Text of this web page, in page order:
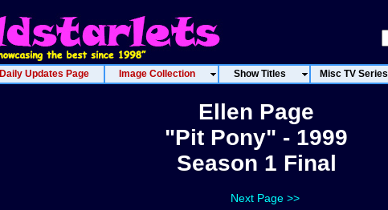
Daily Updates Page Image Collection Show Titles Misc TV Series
Ellen Page
"Pit Pony" - 1999
Season 1 Final
Next Page >>